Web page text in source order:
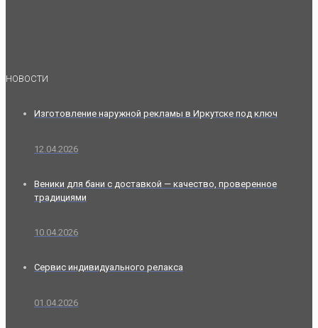
НОВОСТИ
Изготовление наружной рекламы в Иркутске под ключ
12.04.2026
Веники для бани с доставкой — качество, проверенное
традициями
10.04.2026
Сервис индивидуального релакса
01.04.2026